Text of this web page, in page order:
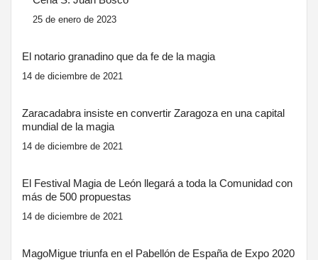
25 de enero de 2023
El notario granadino que da fe de la magia
14 de diciembre de 2021
Zaracadabra insiste en convertir Zaragoza en una capital
mundial de la magia
14 de diciembre de 2021
El Festival Magia de León llegará a toda la Comunidad con
más de 500 propuestas
14 de diciembre de 2021
MagoMigue triunfa en el Pabellón de España de Expo 2020